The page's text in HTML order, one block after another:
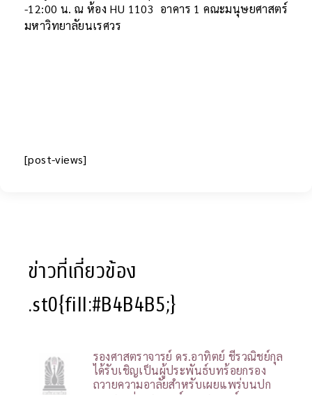
-12:00 น. ณ ห้อง HU 1103 อาคาร 1 คณะมนุษยศาสตร์
มหาวิทยาลัยนเรศวร
[post-views]
ข่าวที่เกี่ยวข้อง
.st0{fill:#B4B4B5;}
รองศาสตราจารย์ ดร.อาทิตย์ ชีรวณิชย์กุล
ได้รับเชิญเป็นผู้ประพันธ์บทร้อยกรอง
ถวายความอาลัยสำหรับเผยแพร่บนปก